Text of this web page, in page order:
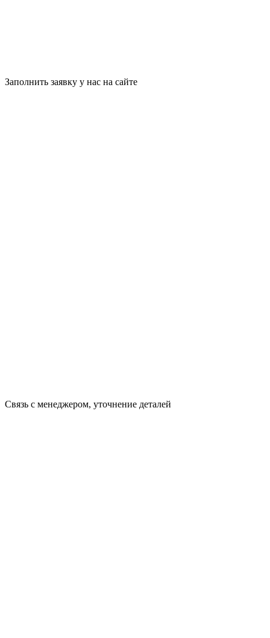
Заполнить заявку у нас на сайте
Связь с менеджером, уточнение деталей